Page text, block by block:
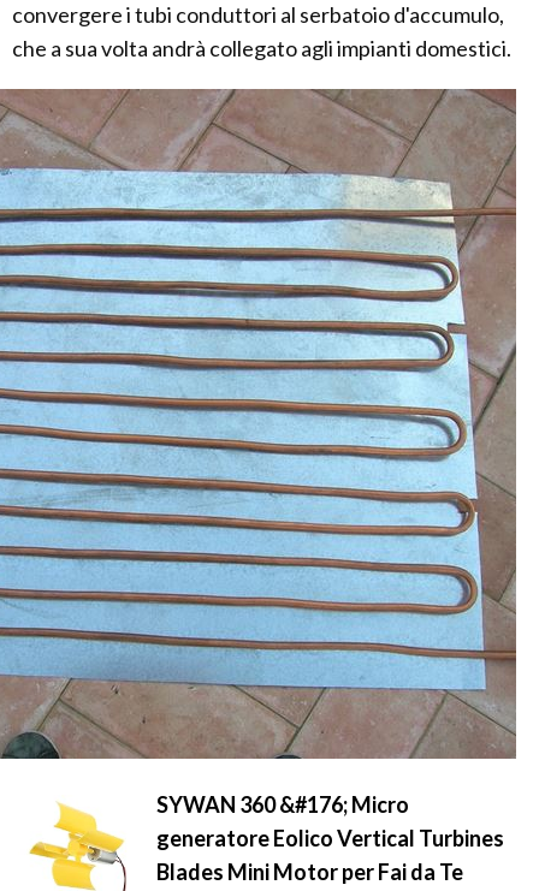
convergere i tubi conduttori al serbatoio d'accumulo,
che a sua volta andrà collegato agli impianti domestici.
SYWAN 360 &#176; Micro
generatore Eolico Vertical Turbines
Blades Mini Motor per Fai da Te